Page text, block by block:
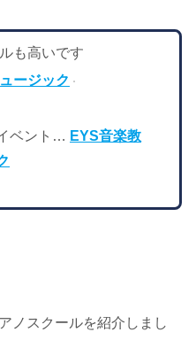
も高いです
ージック
ベント… EYS音楽教
ノスクールを紹介しまし